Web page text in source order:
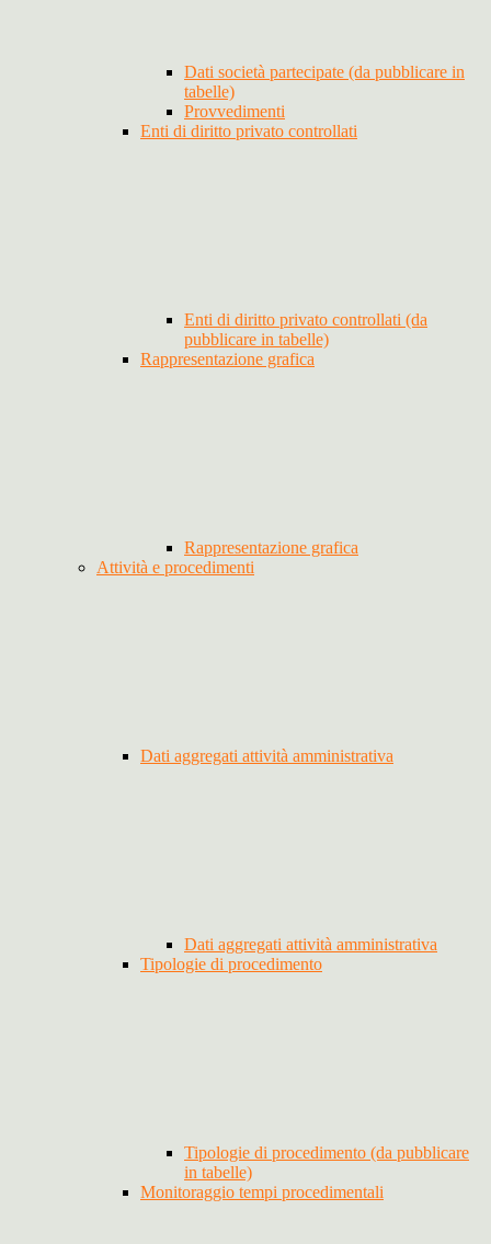
Dati società partecipate (da pubblicare in
tabelle)
Provvedimenti
Enti di diritto privato controllati
Enti di diritto privato controllati (da
pubblicare in tabelle)
Rappresentazione grafica
Rappresentazione grafica
Attività e procedimenti
Dati aggregati attività amministrativa
Dati aggregati attività amministrativa
Tipologie di procedimento
Tipologie di procedimento (da pubblicare
in tabelle)
Monitoraggio tempi procedimentali